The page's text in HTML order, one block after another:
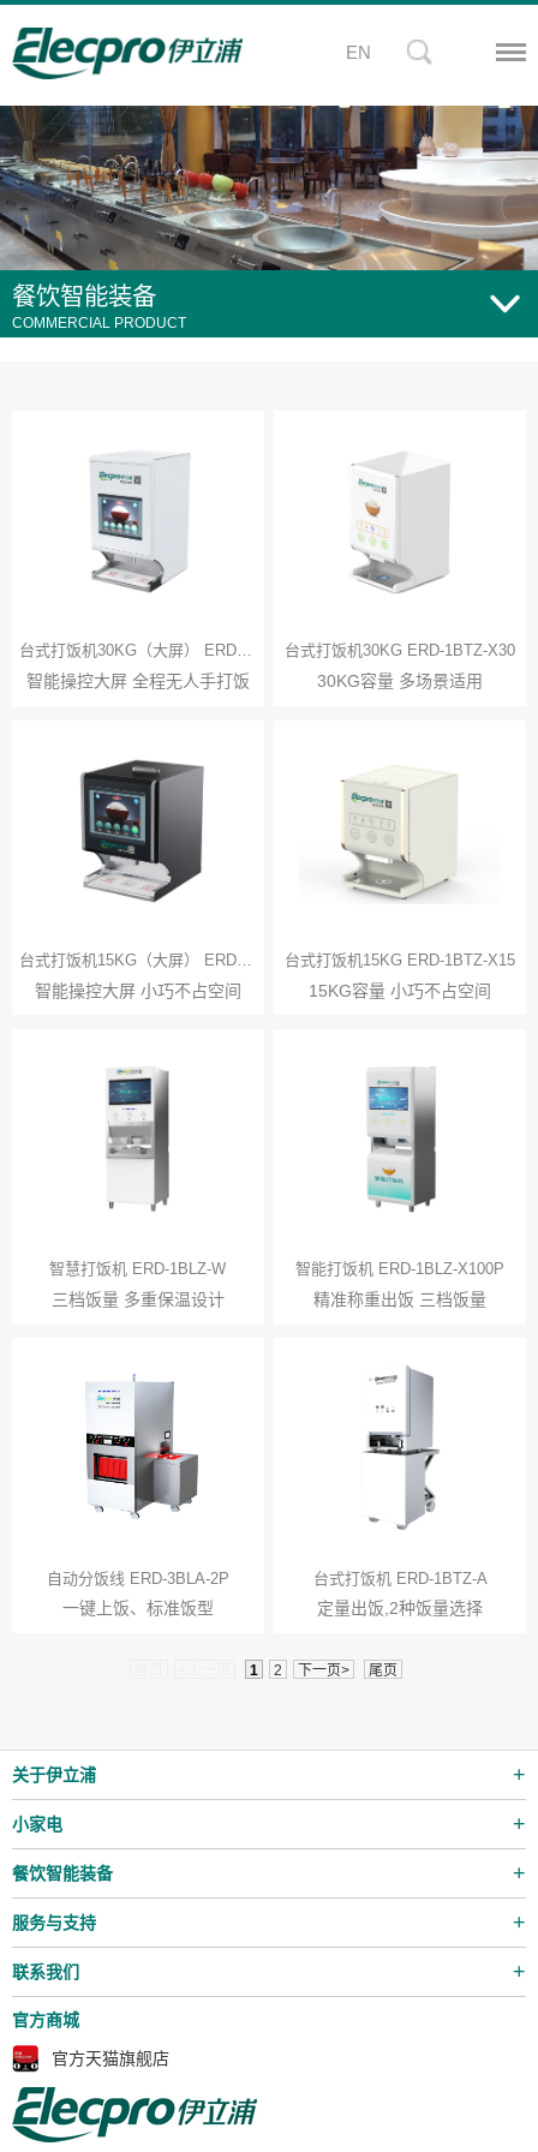
EN
餐饮智能装备
COMMERCIAL PRODUCT
台式打饭机30KG（大屏） ERD-1BTZ-X30P
智能操控大屏 全程无人手打饭
台式打饭机30KG ERD-1BTZ-X30
30KG容量 多场景适用
台式打饭机15KG（大屏） ERD-1BTZ-X15P
智能操控大屏 小巧不占空间
台式打饭机15KG ERD-1BTZ-X15
15KG容量 小巧不占空间
智慧打饭机 ERD-1BLZ-W
三档饭量 多重保温设计
智能打饭机 ERD-1BLZ-X100P
精准称重出饭 三档饭量
自动分饭线 ERD-3BLA-2P
一键上饭、标准饭型
台式打饭机 ERD-1BTZ-A
定量出饭,2种饭量选择
1 2 下一页> 尾页
关于伊立浦
小家电
餐饮智能装备
服务与支持
联系我们
官方商城
官方天猫旗舰店